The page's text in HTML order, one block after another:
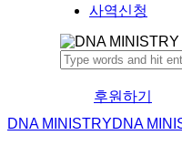
사역신청
후원하기
DNA MINISTRYDNA